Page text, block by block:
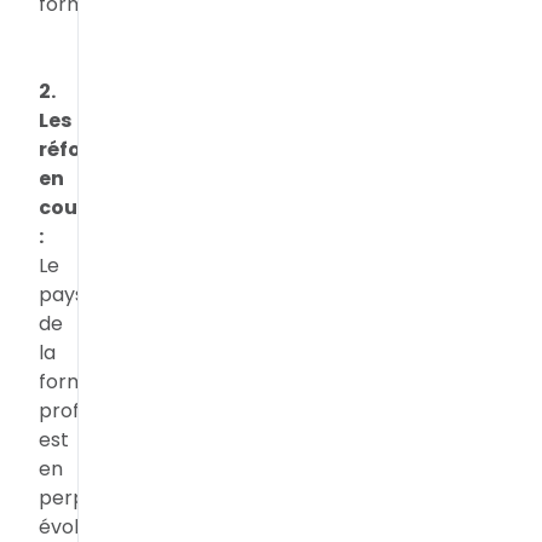
2.
Les
réformes
en
cours
:
Le
paysage
de
la
formation
professionnelle
est
en
perpétuelle
évolution.